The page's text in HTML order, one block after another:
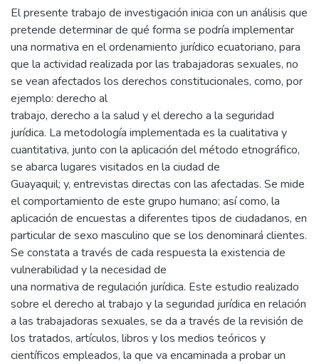
El presente trabajo de investigación inicia con un análisis que
pretende determinar de qué forma se podría implementar
una normativa en el ordenamiento jurídico ecuatoriano, para
que la actividad realizada por las trabajadoras sexuales, no
se vean afectados los derechos constitucionales, como, por
ejemplo: derecho al
trabajo, derecho a la salud y el derecho a la seguridad
jurídica. La metodología implementada es la cualitativa y
cuantitativa, junto con la aplicación del método etnográfico,
se abarca lugares visitados en la ciudad de
Guayaquil; y, entrevistas directas con las afectadas. Se mide
el comportamiento de este grupo humano; así como, la
aplicación de encuestas a diferentes tipos de ciudadanos, en
particular de sexo masculino que se los denominará clientes.
Se constata a través de cada respuesta la existencia de
vulnerabilidad y la necesidad de
una normativa de regulación jurídica. Este estudio realizado
sobre el derecho al trabajo y la seguridad jurídica en relación
a las trabajadoras sexuales, se da a través de la revisión de
los tratados, artículos, libros y los medios teóricos y
científicos empleados, la que va encaminada a probar un